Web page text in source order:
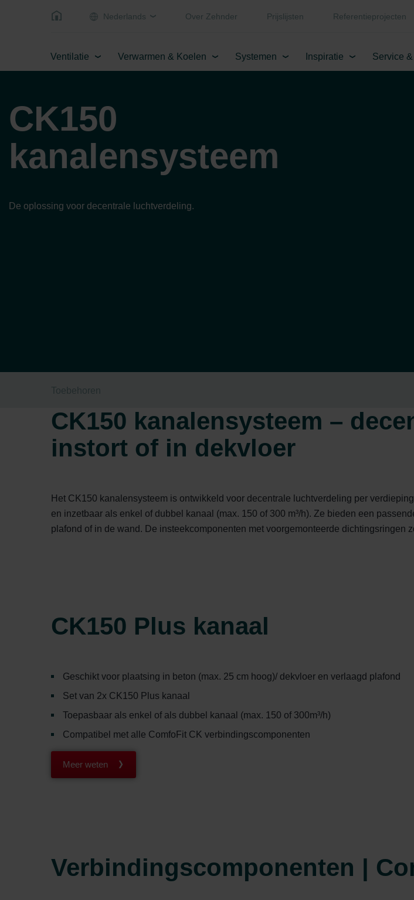
Nederlands Over Zehnder Prijslijsten Referentieprojecten
Ventilatie Verwarmen & Koelen Systemen Inspiratie Service
CK150
kanalensysteem
De oplossing voor decentrale luchtverdeling.
Toebehoren
CK150 kanalensysteem –
instort of in dekvloer
Het CK150 kanalensysteem is ontwikkeld voor decentrale luchtverdeling per
en inzetbaar als enkel of dubbel kanaal (max. 150 of 300 m³/h). Ze bieden een
plafond of in de wand. De insteekcomponenten met voorgemonteerde dichtingsringen
CK150 Plus kanaal
Geschikt voor plaatsing in beton (max. 25 cm hoog)/ dekvloer en verlaagd plafond
Set van 2x CK150 Plus kanaal
Toepasbaar als enkel of als dubbel kanaal (max. 150 of 300m³/h)
Compatibel met alle ComfoFit CK verbindingscomponenten
Meer weten
Verbindingscomponenten |